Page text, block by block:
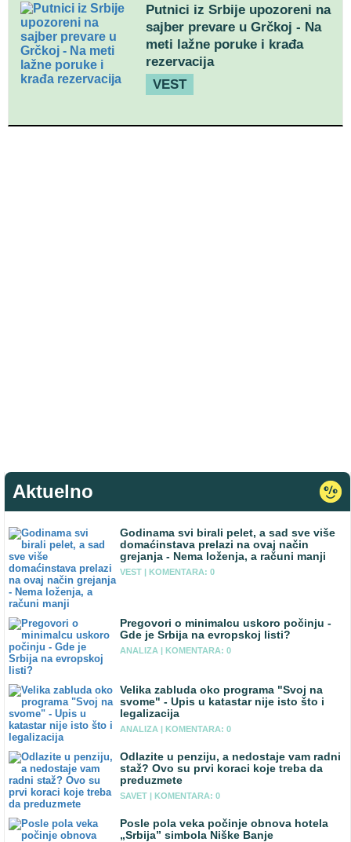
Putnici iz Srbije upozoreni na
sajber prevare u Grčkoj - Na
meti lažne poruke i krađa
rezervacija
VEST
Aktuelno
Godinama svi birali pelet, a sad sve više
domaćinstava prelazi na ovaj način
grejanja - Nema loženja, a računi manji
VEST | KOMENTARA: 0
Pregovori o minimalcu uskoro počinju -
Gde je Srbija na evropskoj listi?
ANALIZA | KOMENTARA: 0
Velika zabluda oko programa "Svoj na
svome" - Upis u katastar nije isto što i
legalizacija
ANALIZA | KOMENTARA: 0
Odlazite u penziju, a nedostaje vam radni
staž? Ovo su prvi koraci koje treba da
preduzmete
SAVET | KOMENTARA: 0
Posle pola veka počinje obnova hotela
„Srbija” simbola Niške Banje